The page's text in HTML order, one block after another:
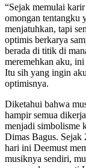
“Sejak memulai
omongan tentangku
menjatuhkan, tapi
optimis berkarya
berada di titik di
meremehkan aku,
Itu sih yang ingin
optimisnya.
Diketahui bahwa
hampir semua
menjadi simbolisme
Dimas Bagus. Sejak
hari ini Deemust
musiknya sendiri,